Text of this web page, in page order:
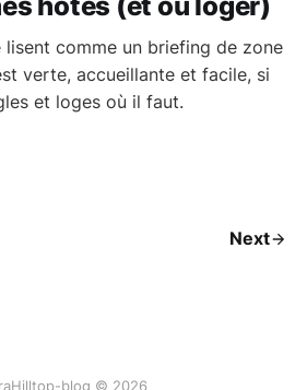
lisent comme un briefing de zone
verte, accueillante et facile, si
et loges où il faut.
Next
blog © 2026